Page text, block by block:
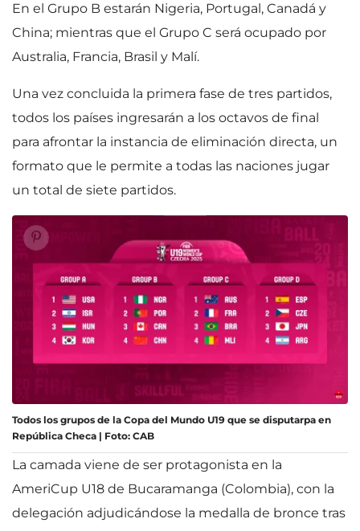
En el Grupo B estarán Nigeria, Portugal, Canadá y
China; mientras que el Grupo C será ocupado por
Australia, Francia, Brasil y Malí.
Una vez concluida la primera fase de tres partidos,
todos los países ingresarán a los octavos de final
para afrontar la instancia de eliminación directa, un
formato que le permite a todas las naciones jugar
un total de siete partidos.
Todos los grupos de la Copa del Mundo U19 que se disputarpa en
República Checa | Foto: CAB
La camada viene de ser protagonista en la
AmeriCup U18 de Bucaramanga (Colombia), con la
delegación adjudicándose la medalla de bronce tras